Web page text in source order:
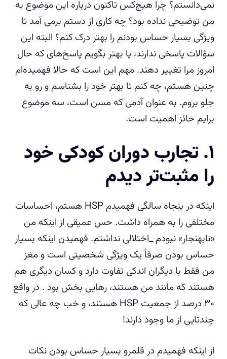
نمی‌دانستم؟ چرا هیچ‌کس تاکنون درباره این موضوع به
من توضیحی نداده بود؟ چه کاری از دستم برمی آمد تا
ویژگی بسیار حساس بودنم را بهتر درک کنم؟ البته این
سؤالات پاسخی ندارند، یا بهتر بگویم پاسخ‌های که حال
امروز مرا تغییر دهند. مهم این است که حالا فهمیده‌ام
چنین هستم، چه کنم تا بهتر خود را بشناسم و رو به
جلو بروم. به عنوان آدمی که مسن است، سه موضوع
برایم حائز اهمیت است.
۱. تجارب دوران کودکی خود
را مثبت‌تر دیدم
اینکه در پنجاه سالگی فهمیدم HSP هستم، احساسات
مختلفی را به همراه داشت. حس عمیقی از اینکه من
«نابهنجار» نبودم _اختلالی نداشتم. فهمیدن اینکه بسیار
حساس بودن صرفاً یک ویژگی شخصیتی است و مغز
من فقط با دیگران اندکی تفاوت دارد و کسان دیگری هم
هستند که مانند من هستند، رهایی بخش بود ‌. در واقع
۳۰ درصد از جمعیت HSP هستند، و خب چه عالی که
چندتایی از ما وجود دارند!
از اینکه فهمیدم در قلمرو بسیار حساس بودن نکات